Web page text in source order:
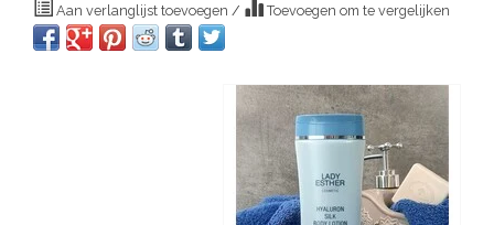
Aan verlanglijst toevoegen / Toevoegen om te vergelijken